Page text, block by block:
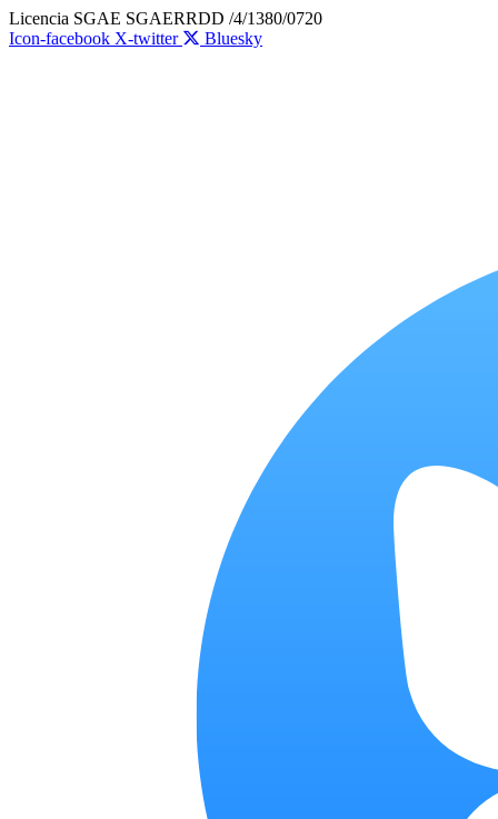
Ir
al
Licencia SGAE SGAERRDD /4/1380/0720
Icon-facebook X-twitter Bluesky